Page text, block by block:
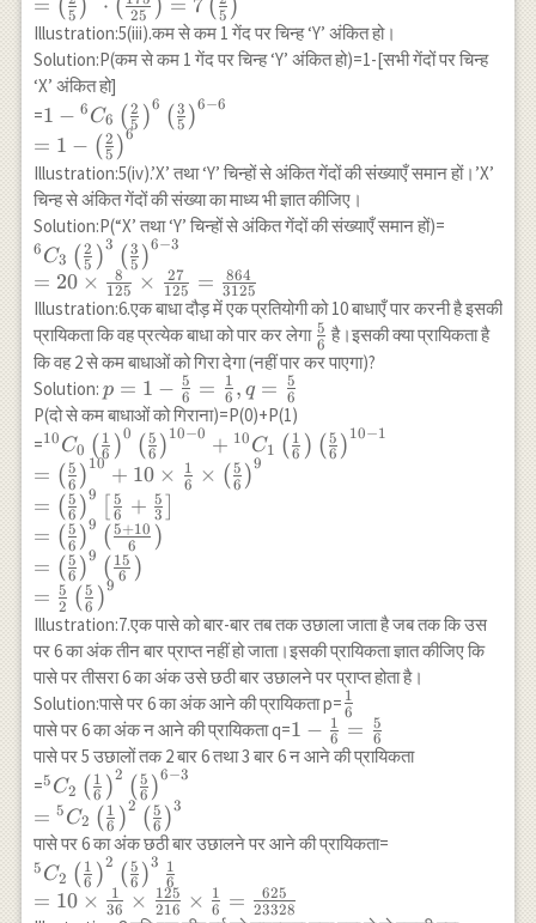
{5}\right)^{6-2} \\
=\left(\frac{2}
{5}\right)^6+6\left(\frac{3}
{5}\right) \times\left(\frac{2}
{5}\right)^5+15
\times\left(\frac{3}
{5}\right)^2 \times
\left(\frac{2}{5}\right)^4 \\
=\left(\frac{2}
{5}\right)^4\left[\left(\frac{2}
{5}\right)^2+6 \times
\frac{3}{5} \times \frac{2}
{5}+15 \times\left(\frac{3}
{5}\right)^2\right] \\
=\left(\frac{2}
{5}\right)^4\left[\frac{4}
{25}+\frac{36}
{25}+\frac{135}{25}\right] \\
=\left(\frac{2}{5}\right)^4
\cdot\left(\frac{175}
{25}\right)=7 \left(\frac{2}
{5}\right)^4
= ( 5 ) ⋅ ( 25 ) = 7 ( 5 )
Illustration:5(iii).कम से कम 1 गेंद पर चिन्ह ‘Y’ अंकित हो।
Solution:P(कम से कम 1 गेंद पर चिन्ह ‘Y’ अंकित हो)=1-[सभी गेंदों पर चिन्ह
‘X’ अंकित हो]
=1-{}^6 C_6\left(\frac{2}
{5}\right)^6\left(\frac{3}
{5}\right)^{6-6} \\ =1-
\left(\frac{2}{5}\right)^6
1 − 6 C6 ( 5
2 )6 ( 5
3 )6−6
= 1 − ( 5
2 )6
Illustration:5(iv).’X’ तथा ‘Y’ चिन्हों से अंकित गेंदों की संख्याएँ समान हों।’X’
चिन्ह से अंकित गेंदों की संख्या का माध्य भी ज्ञात कीजिए।
Solution:P(“X’ तथा ‘Y’ चिन्हों से अंकित गेंदों की संख्याएँ समान हों)=
\\ =20
6 C3 ( 5
2 )3 ( 5
3 )6−3
= 20 × 125
8 × 125
27 = 3125
864
Illustration:6.एक बाधा दौड़ में एक प्रतियोगी को 10 बाधाएँ पार करनी है इसकी
प्रायिकता कि वह प्रत्येक बाधा को पार कर लेगा \frac{5}
{6}
6
5 है।इसकी क्या प्रायिकता है
कि वह 2 से कम बाधाओं को गिरा देगा (नहीं पार कर पाएगा)?
Solution: p=1-\frac{5}
{6}=\frac{1}
{6},
q=\frac{5}
{6}
p = 1 − 6
5 = 6
1 , q = 6
5
P(दो से कम बाधाओं को गिराना)=P(0)+P(1)
={ }^{10} C_0 \left(\frac{1}
{6}\right)^0\left(\frac{5}
{6}\right)^{10-0}+{ }^{10}
C_1 \left(\frac{1}
{6}\right)\left(\frac{5}
{6}\right)^{10-1} \\
=\left(\frac{5}
{6}\right)^{10}+10 \times
\frac{1}{6} \times
\left(\frac{5}{6}\right)^9 \\
=\left(\frac{5}
{6}\right)^9\left[\frac{5}
{6}+\frac{5}{3}\right] \\
=\left(\frac{5}
{6}\right)^9\left(\frac{5+10}
{6}\right) \\ =\left(\frac{5}
{6}\right)^9\left(\frac{15}
{6}\right) \\ =\frac{5}
{2}\left(\frac{5}{6}\right)^9
10 C0 ( 6
1 )0 ( 6
5 ) 10−0 + 10 C1 ( 6
1 ) ( 6
5 ) 10−1
= ( 6
5 ) 10 + 10 × 6
1 × ( 6
5 )9
= ( 6
5 )9
6
5 + 3
5
= ( 6
5 )9 ( 6
5+10 )
= ( 6
5 )9 ( 6
15 )
= 2
5 ( 6
5 )9
Illustration:7.एक पासे को बार-बार तब तक उछाला जाता है जब तक कि उस
पर 6 का अंक तीन बार प्राप्त नहीं हो जाता।इसकी प्रायिकता ज्ञात कीजिए कि
पासे पर तीसरा 6 का अंक उसे छठी बार उछालने पर प्राप्त होता है।
Solution:पासे पर 6 का अंक आने की प्रायिकता p=\frac{1}
{6}
6
1
पासे पर 6 का अंक न आने की प्रायिकता q=1-\frac{1}
{6}=\frac{5}
1 − 6
1 = 6
5
पासे पर 5 उछालों तक 2 बार 6 तथा 3 बार 6 न आने की प्रायिकता
={}^5 C_2 \left(\frac{1}
{6}\right)^2\left(\frac{5}
{6}\right)^{6-3} \\ =
{}^5 C_2 \left(\frac{1}
{6}\right)^2\left(\frac{5}
{6}\right)^3
5 C2 ( 6
1 )2 ( 6
5 )6−3
= 5 C2 ( 6
1 )2 ( 6
5 )3
पासे पर 6 का अंक छठी बार उछालने पर आने की प्रायिकता=
5 C2 ( 6
1 )2 ( 6
5 )3
6
1
= 10 × 36
1 × 216
125 × 6
1 = 23328
625